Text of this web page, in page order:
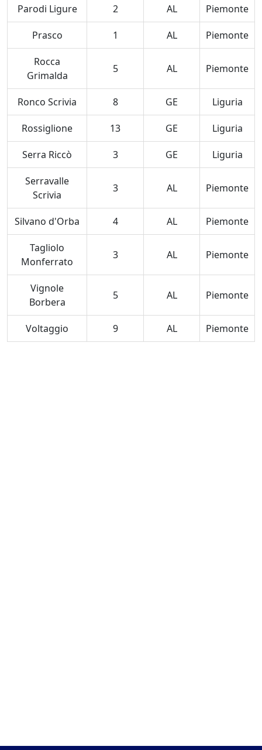
Parodi Ligure 2 AL Piemonte
Prasco 1 AL Piemonte
Rocca
Grimalda
5 AL Piemonte
Ronco Scrivia 8 GE Liguria
Rossiglione 13 GE Liguria
Serra Riccò 3 GE Liguria
Serravalle
Scrivia
3 AL Piemonte
Silvano d'Orba 4 AL Piemonte
Tagliolo
Monferrato
3 AL Piemonte
Vignole
Borbera
5 AL Piemonte
Voltaggio 9 AL Piemonte